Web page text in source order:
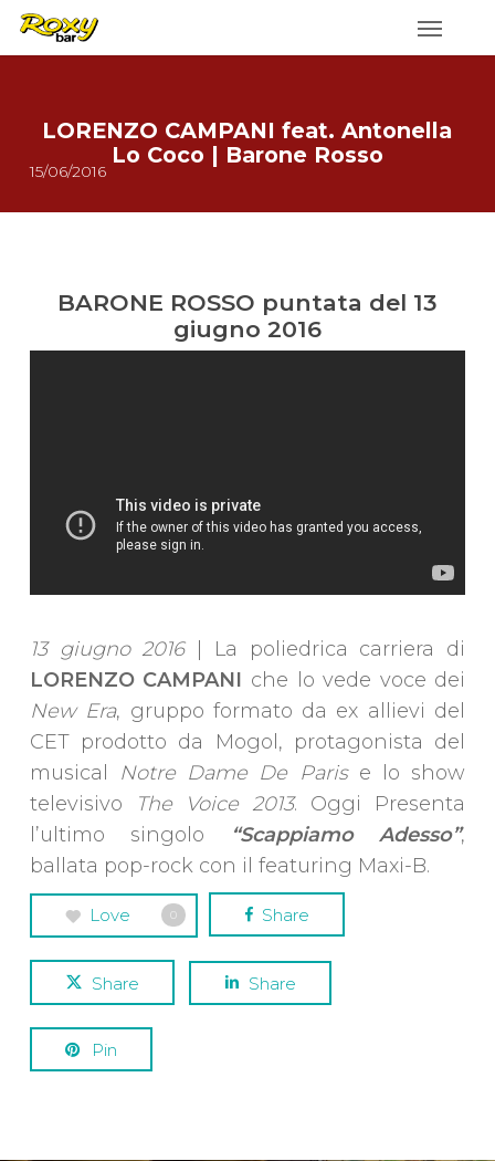
Skip
LORENZO CAMPANI feat. Antonella
Lo Coco | Barone Rosso
15/06/2016
BARONE ROSSO puntata del 13
giugno 2016
13 giugno 2016| La poliedrica carriera di
LORENZO CAMPANI che lo vede voce dei
New Era, gruppo formato da ex allievi del
CET prodotto da Mogol, protagonista del
musical Notre Dame De Parise lo show
televisivo
The Voice 2013. Oggi Presenta
l’ultimo singolo
“Scappiamo Adesso”,
ballata pop-rock con il featuring Maxi-B.
Love 0 Share
Share Share
Pin